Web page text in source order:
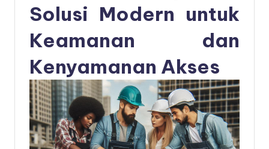
Solusi Modern untuk
Keamanan dan
Kenyamanan Akses